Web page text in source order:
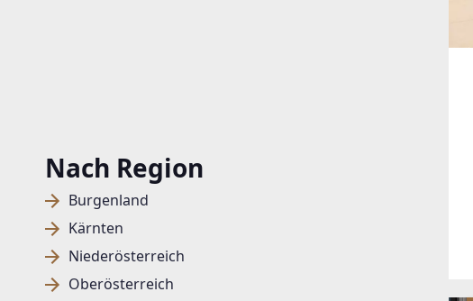
Nach Region
Burgenland
Kärnten
Niederösterreich
Oberösterreich